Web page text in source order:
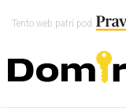
Tento web patrí pod